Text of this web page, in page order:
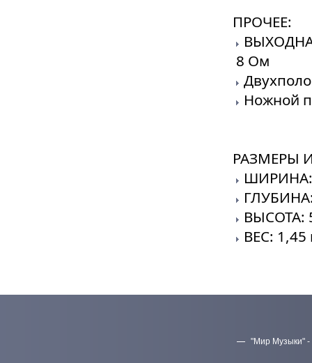
ПРОЧЕЕ:
8 Ом
Ножной
РАЗМЕРЫ
ШИРИНА:
ВЫСОТА:
ВЕС: 1,45
"Мир Музыки" -